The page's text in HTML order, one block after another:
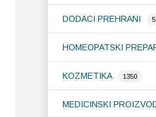
DODACI PREHRANI
HOMEOPATSKI
KOZMETIKA 1350
MEDICINSKI